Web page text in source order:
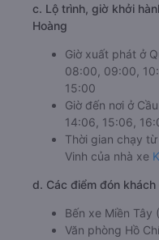
c. Lộ trình, giờ khởi
Hoàng
Giờ xuất phát ở
08:00, 09:00,
15:00
Giờ đến nơi ở
14:06, 15:06,
Thời gian chạy
Vinh của nhà xe
d. Các điểm đón khách
Bến xe Miền Tây
Văn phòng Hồ